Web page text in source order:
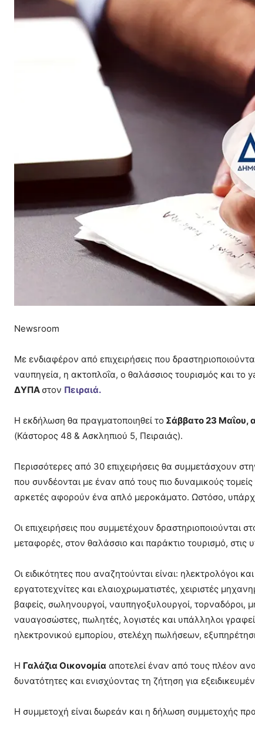
Newsroom
Με ενδιαφέρον από επιχειρήσεις που
ναυπηγεία, η ακτοπλοΐα, ο θαλάσσιος τουρισμός και το
ΔΥΠΑ στον Πειραιά.
Η εκδήλωση θα πραγματοποιηθεί το Σάββατο 23 Μαΐου,
(Κάστορος 48 & Ασκληπιού 5, Πειραιάς).
Περισσότερες από 30 επιχειρήσεις θα συμμετάσχουν
που συνδέονται με έναν από τους πιο δυναμικούς
αρκετές αφορούν ένα απλό μεροκάματο. Ωστόσο,
Οι επιχειρήσεις που συμμετέχουν δραστηριοποιούνται
μεταφορές, στον θαλάσσιο και παράκτιο τουρισμό, στις
Οι ειδικότητες που αναζητούνται είναι: ηλεκτρολόγοι
εργατοτεχνίτες και ελαιοχρωματιστές, χειριστές
βαφείς, σωληνουργοί, ναυπηγοξυλουργοί, τορναδόροι,
ναυαγοσώστες, πωλητές, λογιστές και υπάλληλοι
ηλεκτρονικού εμπορίου, στελέχη πωλήσεων,
Η Γαλάζια Οικονομία αποτελεί έναν από τους πλέον
δυνατότητες και ενισχύοντας τη ζήτηση για
Η συμμετοχή είναι δωρεάν και η δήλωση συμμετοχής